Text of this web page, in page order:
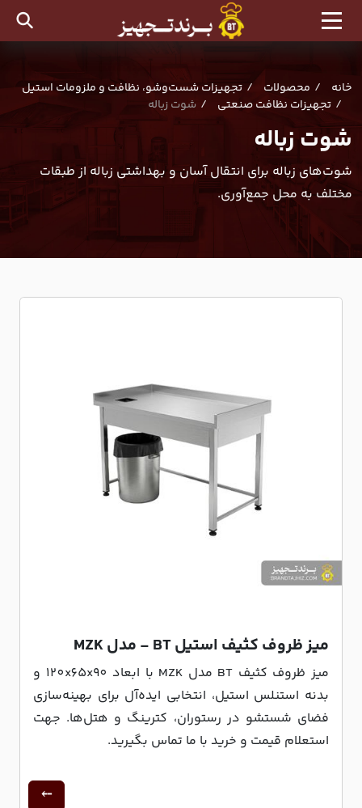
خانه محصولات
تجهیزات شست‌وشو، نظافت و ملزومات استیل
تجهیزات نظافت صنعتی
شوت زباله
شوت زباله
شوت‌های زباله برای انتقال آسان و بهداشتی زباله از طبقات
مختلف به محل جمع‌آوری.
میز ظروف کثیف استیل BT - مدل MZK
میز ظروف کثیف BT مدل MZK با ابعاد 120x65x90 و
بدنه استنلس استیل، انتخابی ایده‌آل برای بهینه‌سازی
فضای شستشو در رستوران، کترینگ و هتل‌ها. جهت
استعلام قیمت و خرید با ما تماس بگیرید.